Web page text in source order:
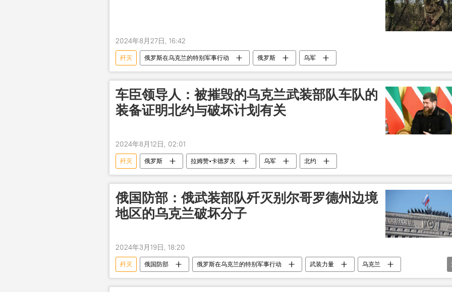
2024年8月27日, 16:42
歼灭 俄罗斯在乌克兰的特别军事行动 俄罗斯 乌军
车臣领导人：被摧毁的乌克兰武装部队车队的
装备证明北约与破坏计划有关
2024年8月12日, 02:01
歼灭 俄罗斯 拉姆赞•卡德罗夫 乌军 北约
俄国防部：俄武装部队歼灭别尔哥罗德州边境
地区的乌克兰破坏分子
2024年3月19日, 18:20
歼灭 俄国防部 俄罗斯在乌克兰的特别军事行动 武装力量
乌克兰
武装分子